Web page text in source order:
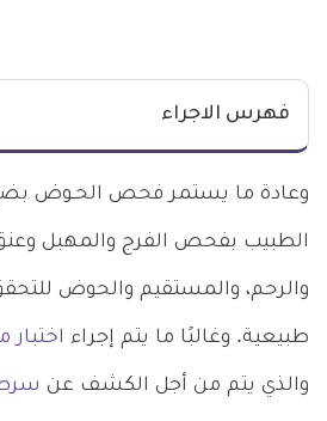
فهرس الاجراء
وعادة ما يستمر فحص الحـوض
الطبيب بفحص الفرج والمهبل
والرحم، والمستقيم والحوض
طبيعية. وغالبًا ما يتم إجراء
والذي يتم من أجل الكشف عن